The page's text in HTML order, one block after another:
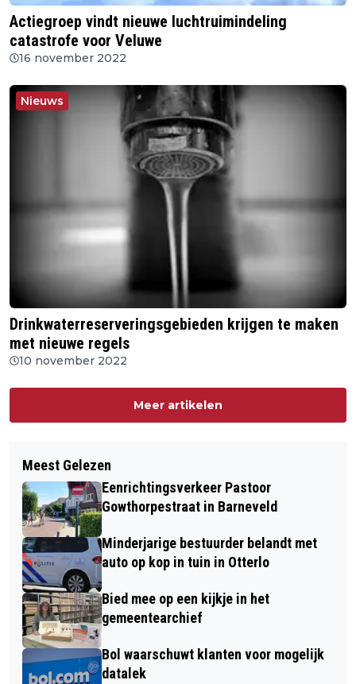
Actiegroep vindt nieuwe luchtruimindeling
catastrofe voor Veluwe
16 november 2022
Nieuws
Drinkwaterreserveringsgebieden krijgen te maken
met nieuwe regels
10 november 2022
Meer artikelen
Meest Gelezen
Eenrichtingsverkeer Pastoor
Gowthorpestraat in Barneveld
Minderjarige bestuurder belandt met
auto op kop in tuin in Otterlo
Bied mee op een kijkje in het
gemeentearchief
Bol waarschuwt klanten voor mogelijk
datalek